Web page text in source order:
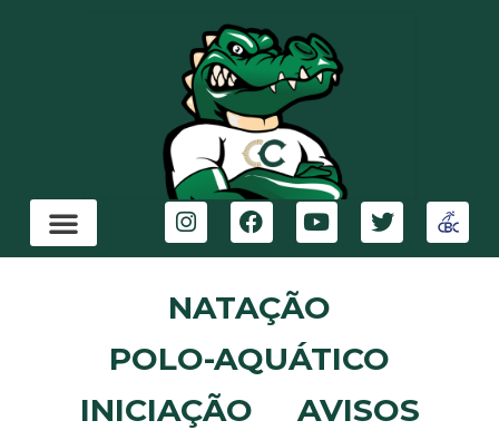
NATAÇÃO
POLO-AQUÁTICO
INICIAÇÃO
AVISOS